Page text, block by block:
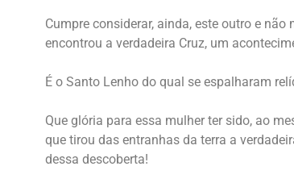
Cumpre considerar, ainda, este outro e
encontrou a verdadeira Cruz, um
É o Santo Lenho do qual se espalharam
Que glória para essa mulher ter sido, ao
que tirou das entranhas da terra a
dessa descoberta!